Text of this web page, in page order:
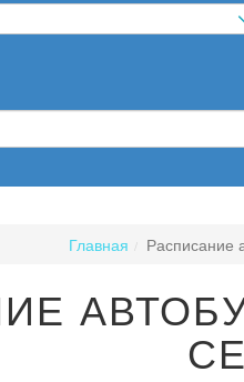
Главная Расписание